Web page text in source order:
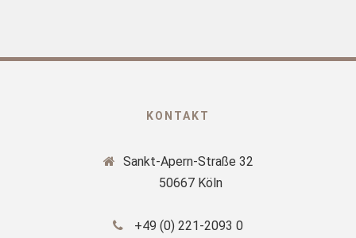
KONTAKT
Sankt-Apern-Straße 32
50667 Köln
+49 (0) 221-2093 0